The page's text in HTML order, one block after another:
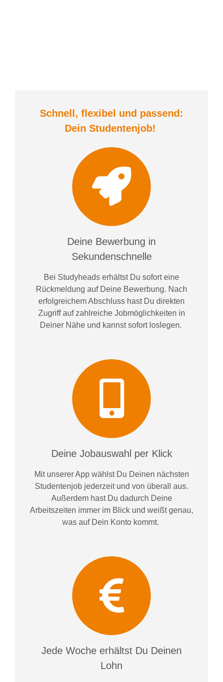
Schnell, flexibel und passend:
Dein Studentenjob!
Deine Bewerbung in
Sekundenschnelle
Bei Studyheads erhältst Du sofort eine
Rückmeldung auf Deine Bewerbung. Nach
erfolgreichem Abschluss hast Du direkten
Zugriff auf zahlreiche Jobmöglichkeiten in
Deiner Nähe und kannst sofort loslegen.
Deine Jobauswahl per Klick
Mit unserer App wählst Du Deinen nächsten
Studentenjob jederzeit und von überall aus.
Außerdem hast Du dadurch Deine
Arbeitszeiten immer im Blick und weißtgenau,
was auf Dein Konto kommt.
Jede Woche erhältst Du Deinen
Lohn